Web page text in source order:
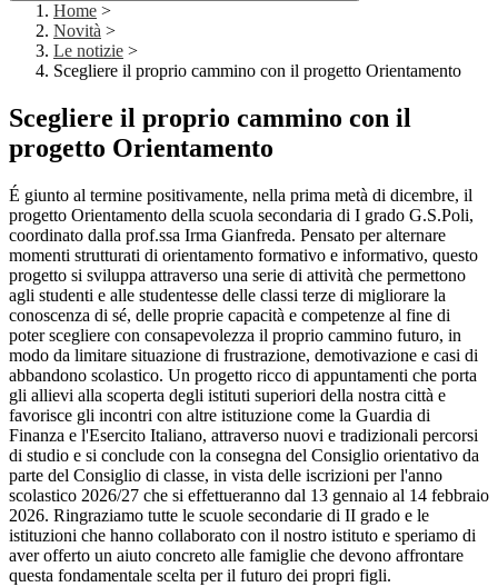
Home >
Novità >
Le notizie >
Scegliere il proprio cammino con il progetto Orientamento
Scegliere il proprio cammino con il
progetto Orientamento
É giunto al termine positivamente, nella prima metà di dicembre, il
progetto Orientamento della scuola secondaria di I grado G.S.Poli,
coordinato dalla prof.ssa Irma Gianfreda. Pensato per alternare
momenti strutturati di orientamento formativo e informativo, questo
progetto si sviluppa attraverso una serie di attività che permettono
agli studenti e alle studentesse delle classi terze di migliorare la
conoscenza di sé, delle proprie capacità e competenze al fine di
poter scegliere con consapevolezza il proprio cammino futuro, in
modo da limitare situazione di frustrazione, demotivazione e casi di
abbandono scolastico. Un progetto ricco di appuntamenti che porta
gli allievi alla scoperta degli istituti superiori della nostra città e
favorisce gli incontri con altre istituzione come la Guardia di
Finanza e l'Esercito Italiano, attraverso nuovi e tradizionali percorsi
di studio e si conclude con la consegna del Consiglio orientativo da
parte del Consiglio di classe, in vista delle iscrizioni per l'anno
scolastico 2026/27 che si effettueranno dal 13 gennaio al 14 febbraio
2026. Ringraziamo tutte le scuole secondarie di II grado e le
istituzioni che hanno collaborato con il nostro istituto e speriamo di
aver offerto un aiuto concreto alle famiglie che devono affrontare
questa fondamentale scelta per il futuro dei propri figli.